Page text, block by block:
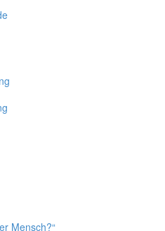
Mensch?“